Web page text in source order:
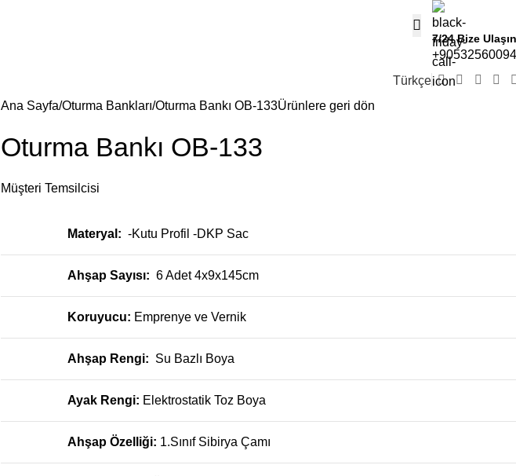
7/24 Bize Ulaşın
Türkçe
Ana Sayfa Oturma Bankları Oturma Bankı OB-133Ürünlere geri dön
Oturma Bankı OB-133
Müşteri Temsilcisi
Materyal: -Kutu Profil -DKP Sac
Ahşap Sayısı: 6 Adet 4x9x145cm
Koruyucu: Emprenye ve Vernik
Ahşap Rengi: Su Bazlı Boya
Ayak Rengi: Elektrostatik Toz Boya
Ahşap Özelliği: 1.Sınıf Sibirya Çamı